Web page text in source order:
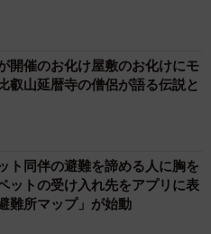
るところで話は終わりま
開催のお化け屋敷のお化けにモ
山延暦寺の僧侶が語る伝説と
ト同伴の避難を諦める人に胸を
トの受け入れ先をアプリに表
難所マップ」が始動